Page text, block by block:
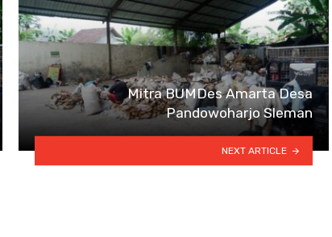
Mitra BUMDes Amarta Desa
Pandowoharjo Sleman
NEXT ARTICLE